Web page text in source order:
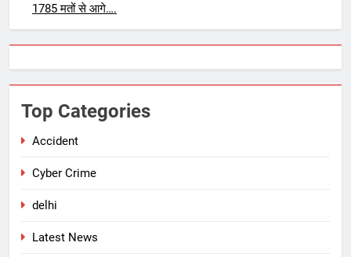
1785 मतों से आगे….
Top Categories
Accident
Cyber Crime
delhi
Latest News